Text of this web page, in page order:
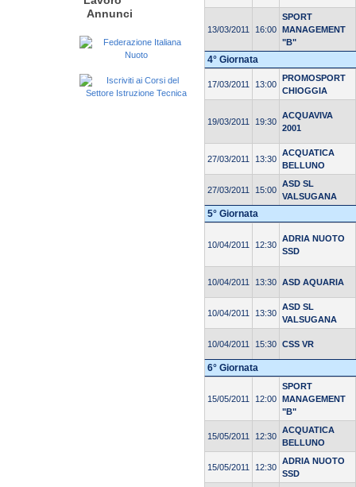
Annunci
13/03/2011 16:00
SPORT
MANAGEMENT
"B"
4° Giornata
17/03/2011 13:00
PROMOSPORT
CHIOGGIA
19/03/2011 19:30
ACQUAVIVA
2001
27/03/2011 13:30
ACQUATICA
BELLUNO
27/03/2011 15:00
ASD SL
VALSUGANA
5° Giornata
10/04/2011 12:30
ADRIA NUOTO
SSD
10/04/2011 13:30 ASD AQUARIA
10/04/2011 13:30
ASD SL
VALSUGANA
10/04/2011 15:30 CSS VR
6° Giornata
15/05/2011 12:00
SPORT
MANAGEMENT
"B"
15/05/2011 12:30
ACQUATICA
BELLUNO
15/05/2011 12:30
ADRIA NUOTO
SSD